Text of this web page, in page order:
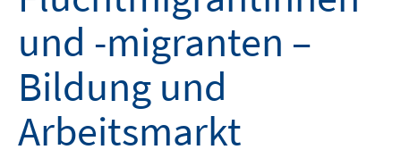
und -migranten –
Bildung und
Arbeitsmarkt